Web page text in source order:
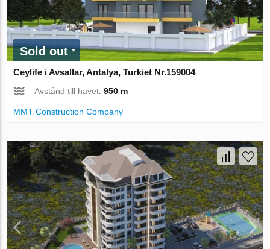
Sold out
Ceylife i Avsallar, Antalya, Turkiet Nr.159004
Avstånd till havet:950 m
MMT Construction Company